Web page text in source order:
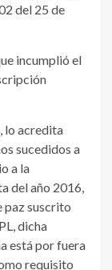
del 25 de
incumplió el
lo acredita
sucedidos a
a la
del año 2016,
paz suscrito
dicha
está por fuera
requisito